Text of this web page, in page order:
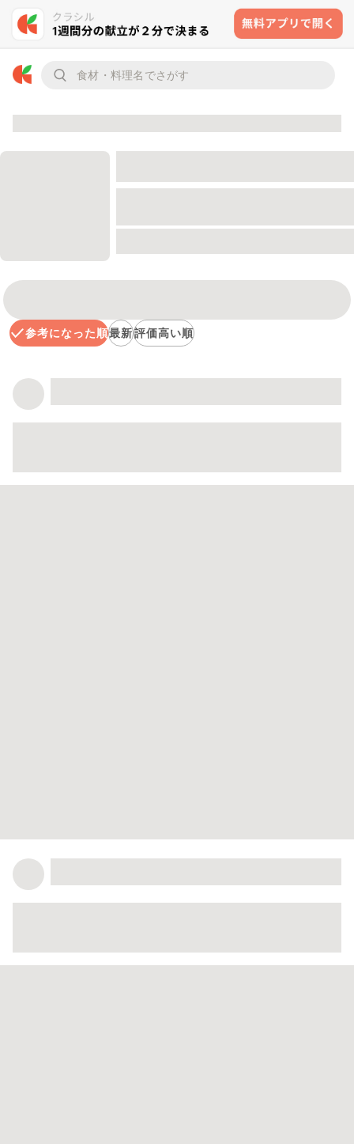
参考になった順最新評価高い順